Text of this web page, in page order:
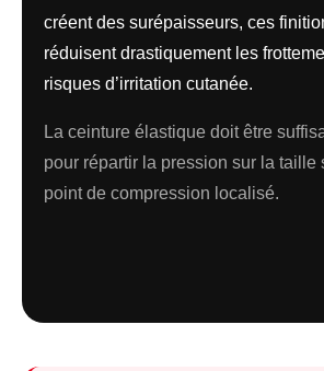
créent des surépaisseurs, ces
réduisent drastiquement les
risques d’irritation cutanée.
La ceinture élastique doit être
pour répartir la pression sur la taille
point de compression localisé.